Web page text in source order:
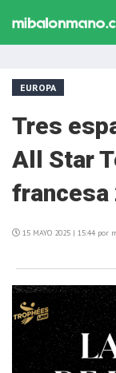
EUROPA
Tres
All Star
francesa
15 MAYO 2025 | 15:44 por